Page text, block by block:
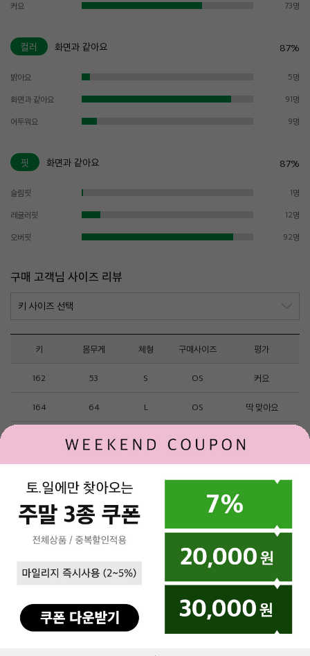
커요 73명
컬러 화면과 같아요 87%
밝아요 5명
화면과 같아요 91명
어두워요 9명
핏 화면과 같아요 87%
슬림핏 1명
레귤러핏 12명
오버핏 92명
구매 고객님 사이즈 리뷰
키 몸무게 체형 구매사이즈 평가
162 53 S OS 커요
164 64 L OS 딱 맞아요
61 L OS
168 57 M OS 커요
158 52
2 4 6 7 8 9
로그인 제휴문의 고객센터 매장안내
SISLEY MALL
대표이사 : 김규완
주소 : 서울시 서초구 서초대로 398, 15층, 16층(서초동, 비엔케이디지털타워)
고객센터 : 1544-2855
통신판매업자
에스크로서비스